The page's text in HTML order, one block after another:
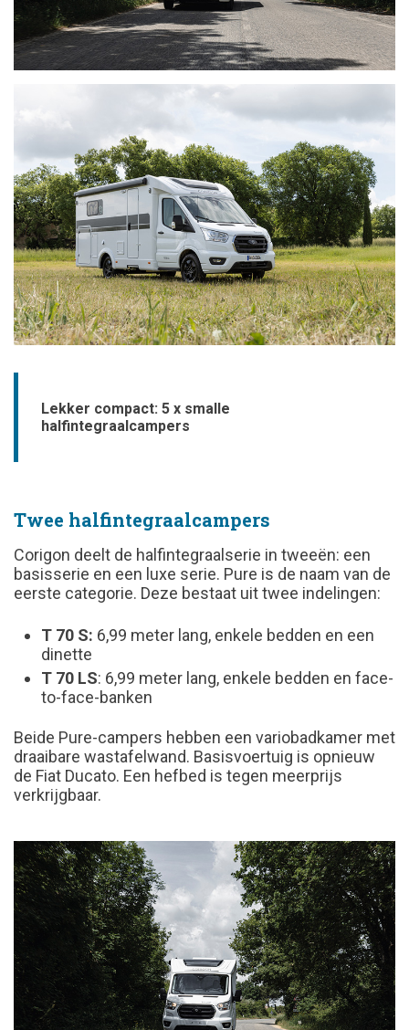
Lekker compact: 5 x smalle
halfintegraalcampers
Twee halfintegraalcampers
Corigon deelt de halfintegraalserie in tweeën: een
basisserie en een luxe serie. Pure is de naam van de
eerste categorie. Deze bestaat uit twee indelingen:
T 70 S: 6,99 meter lang, enkele bedden en een
dinette
T 70 LS: 6,99 meter lang, enkele bedden en face-
to-face-banken
Beide Pure-campers hebben een variobadkamer met
draaibare wastafelwand. Basisvoertuig is opnieuw
de Fiat Ducato. Een hefbed is tegen meerprijs
verkrijgbaar.